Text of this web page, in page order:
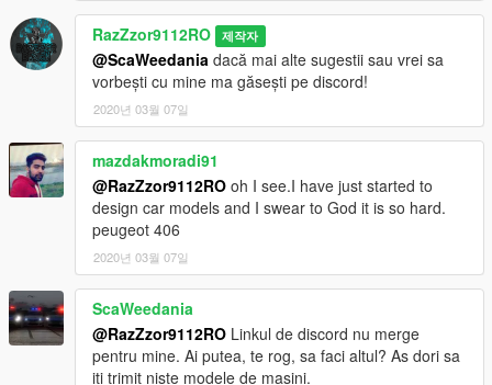
RazZzor9112RO 제작자
@ScaWeedania dacă mai alte sugestii sau vrei sa
vorbești cu mine ma găsești pe discord!
2020년 03월 07일
mazdakmoradi91
@RazZzor9112RO oh I see.I have just started to
design car models and I swear to God it is so hard.
peugeot 406
2020년 03월 07일
ScaWeedania
@RazZzor9112RO Linkul de discord nu merge
pentru mine. Ai putea, te rog, sa faci altul? As dori sa
iti trimit niste modele de masini.